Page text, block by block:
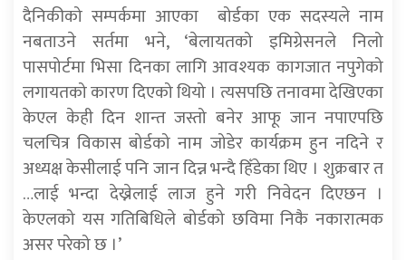
दैनिकीको सम्पर्कमा आएका बोर्डका एक सदस्यले नाम
नबताउने सर्तमा भने, ‘बेलायतको इमिग्रेसनले निलो
पासपोर्टमा भिसा दिनका लागि आवश्यक कागजात नपुगेको
लगायतको कारण दिएको थियो । त्यसपछि तनावमा देखिएका
केएल केही दिन शान्त जस्तो बनेर आफू जान नपाएपछि
चलचित्र विकास बोर्डको नाम जोडेर कार्यक्रम हुन नदिने र
अध्यक्ष केसीलाई पनि जान दिन्न भन्दै हिँडेका थिए । शुक्रबार त
…लाई भन्दा देख्नेलाई लाज हुने गरी निवेदन दिएछन ।
केएलको यस गतिबिधिले बोर्डको छविमा निकै नकारात्मक
असर परेको छ ।’